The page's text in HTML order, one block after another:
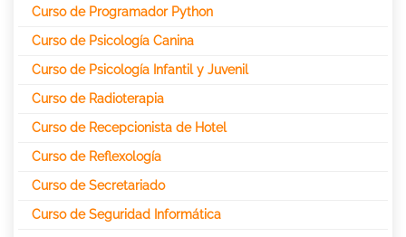
Curso de Programador Python
Curso de Psicología Canina
Curso de Psicología Infantil y Juvenil
Curso de Radioterapia
Curso de Recepcionista de Hotel
Curso de Reflexología
Curso de Secretariado
Curso de Seguridad Informática